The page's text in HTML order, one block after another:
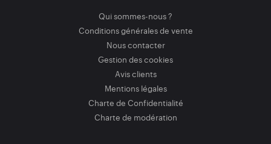
Qui sommes-nous ?
Conditions générales de vente
Nous contacter
Gestion des cookies
Avis clients
Mentions légales
Charte de Confidentialité
Charte de modération